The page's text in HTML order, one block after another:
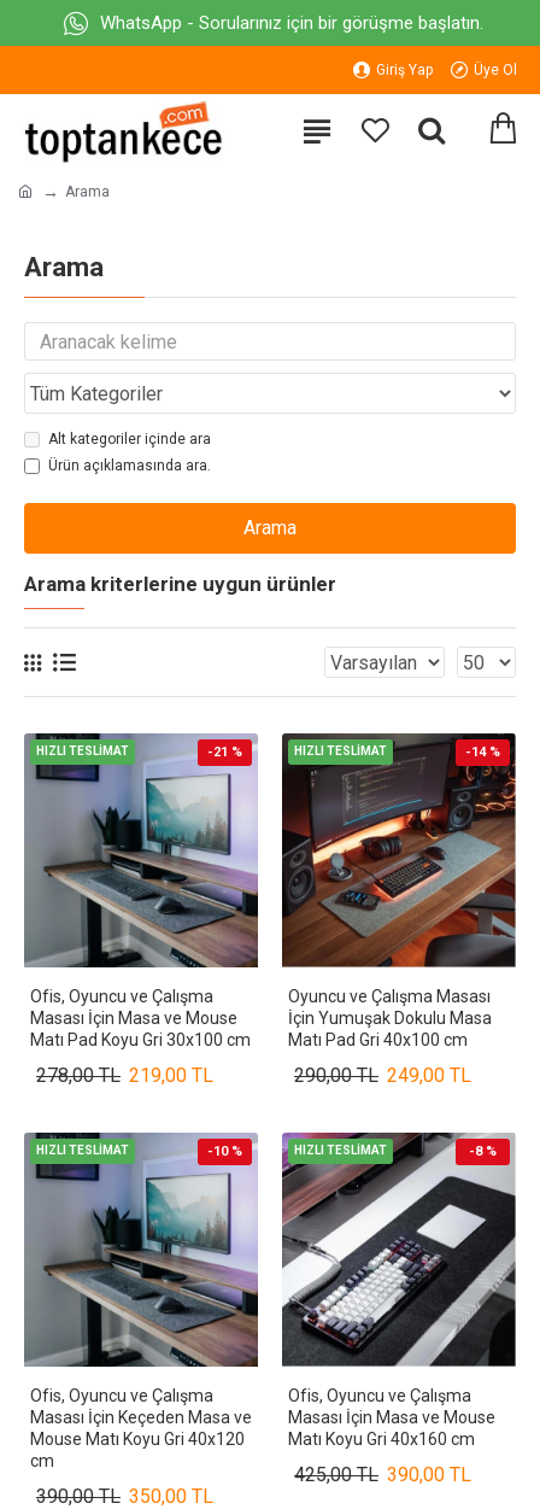
WhatsApp - Sorularınız için bir görüşme başlatın.
Giriş Yap Üye Ol
Arama
Arama
Alt kategoriler içinde ara
Ürün açıklamasında ara.
Arama
Arama kriterlerine uygun ürünler
HIZLI TESLİMAT -21 %
Ofis, Oyuncu ve Çalışma
Masası İçin Masa ve Mouse
Matı Pad Koyu Gri 30x100 cm
219,00 TL
278,00 TL
HIZLI TESLİMAT -14 %
Oyuncu ve Çalışma Masası
İçin Yumuşak Dokulu Masa
Matı Pad Gri 40x100 cm
249,00 TL
290,00 TL
HIZLI TESLİMAT -10 %
Ofis, Oyuncu ve Çalışma
Masası İçin Keçeden Masa ve
Mouse Matı Koyu Gri 40x120
cm
350,00 TL
390,00 TL
HIZLI TESLİMAT -8 %
Ofis, Oyuncu ve Çalışma
Masası İçin Masa ve Mouse
Matı Koyu Gri 40x160 cm
390,00 TL
425,00 TL